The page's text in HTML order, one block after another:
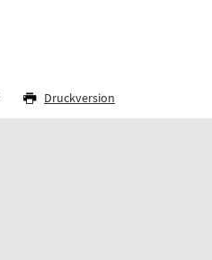
Druckversion